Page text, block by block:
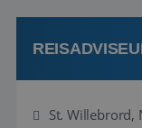
klanten te
boeken! ...
St. Willebrord,